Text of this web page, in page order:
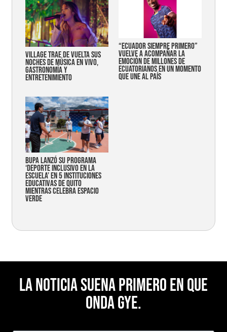
Village trae de vuelta sus
noches de música en vivo,
gastronomía y
entretenimiento
“Ecuador siempre primero”
vuelve a acompañar la
emoción de millones de
ecuatorianos en un momento
que une al país
Bupa lanzó su programa
‘Deporte Inclusivo en la
Escuela’ en 5 instituciones
educativas de Quito
mientras celebra espacio
verde
La noticia suena primero en Que
Onda Gye.